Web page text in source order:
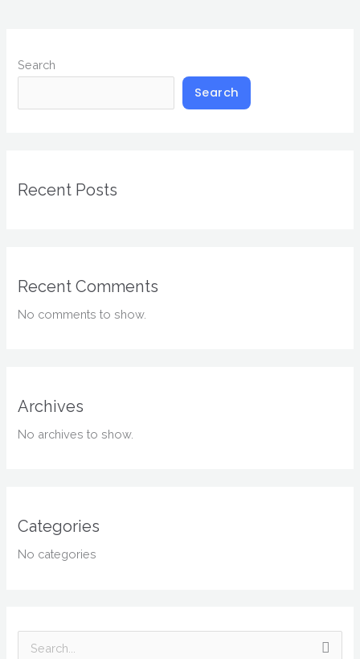
Search
Search
Recent Posts
Recent Comments
No comments to show.
Archives
No archives to show.
Categories
No categories